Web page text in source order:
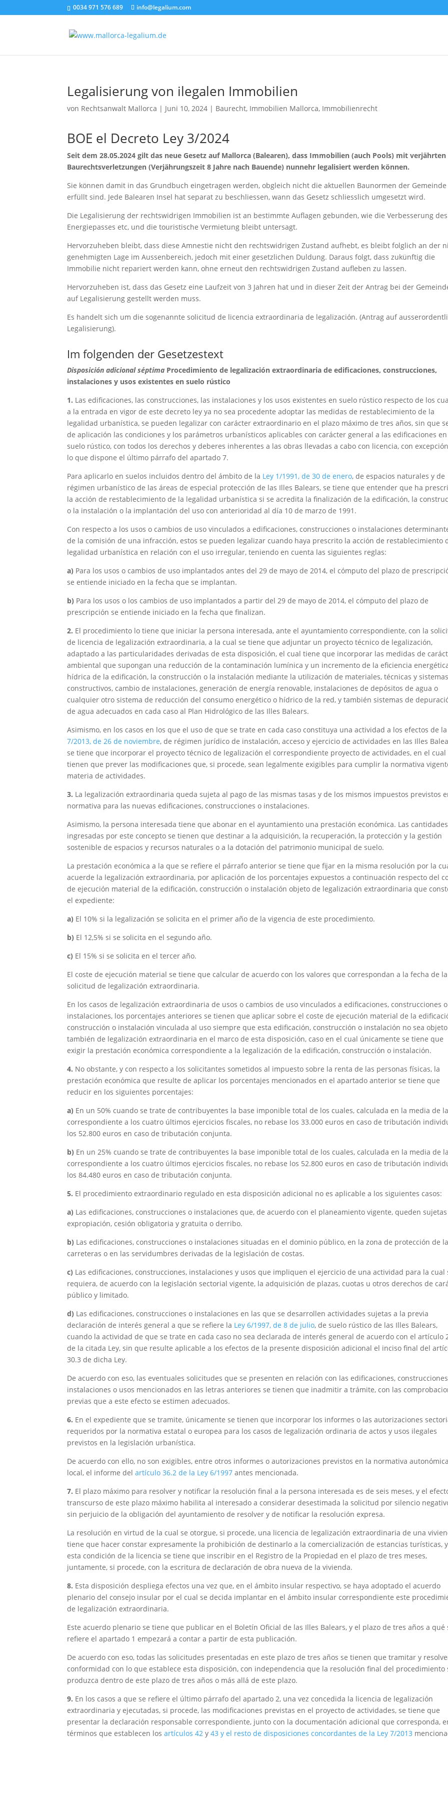
0034 971 576 689 info@legalium.com
Legalisierung von ilegalen Immobilien
von Rechtsanwalt Mallorca | Juni 10, 2024 | Baurecht, Immobilien Mallorca, Immobilienrecht
BOE el Decreto Ley 3/2024
Seit dem 28.05.2024 gilt das neue Gesetz auf Mallorca (Balearen), dass Immobilien (auch Pools) mit verjährten
Baurechtsverletzungen (Verjährungszeit 8 Jahre nach Bauende) nunnehr legalisiert werden können.
Sie können damit in das Grundbuch eingetragen werden, obgleich nicht die aktuellen Baunormen der Gemeinde
erfüllt sind. Jede Balearen Insel hat separat zu beschliessen, wann das Gesetz schliesslich umgesetzt wird.
Die Legalisierung der rechtswidrigen Immobilien ist an bestimmte Auflagen gebunden, wie die Verbesserung des
Energiepasses etc, und die touristische Vermietung bleibt untersagt.
Hervorzuheben bleibt, dass diese Amnestie nicht den rechtswidrigen Zustand aufhebt, es bleibt folglich an der
genehmigten Lage im Aussenbereich, jedoch mit einer gesetzlichen Duldung. Daraus folgt, dass zukünftig die
Immobilie nicht repariert werden kann, ohne erneut den rechtswidrigen Zustand aufleben zu lassen.
Hervorzuheben ist, dass das Gesetz eine Laufzeit von 3 Jahren hat und in dieser Zeit der Antrag bei der
auf Legalisierung gestellt werden muss.
Es handelt sich um die sogenannte solicitud de licencia extraordinaria de legalización. (Antrag auf
Legalisierung).
Im folgenden der Gesetzestext
Disposición adicional séptima Procedimiento de legalización extraordinaria de edificaciones, construcciones,
instalaciones y usos existentes en suelo rústico
1. Las edificaciones, las construcciones, las instalaciones y los usos existentes en suelo rústico respecto de los
a la entrada en vigor de este decreto ley ya no sea procedente adoptar las medidas de restablecimiento de la
legalidad urbanística, se pueden legalizar con carácter extraordinario en el plazo máximo de tres años, sin que
de aplicación las condiciones y los parámetros urbanísticos aplicables con carácter general a las edificaciones en
suelo rústico, con todos los derechos y deberes inherentes a las obras llevadas a cabo con licencia, con
lo que dispone el último párrafo del apartado 7.
Para aplicarlo en suelos incluidos dentro del ámbito de la Ley 1/1991, de 30 de enero, de espacios naturales y de
régimen urbanístico de las áreas de especial protección de las Illes Balears, se tiene que entender que ha
la acción de restablecimiento de la legalidad urbanística si se acredita la finalización de la edificación, la
o la instalación o la implantación del uso con anterioridad al día 10 de marzo de 1991.
Con respecto a los usos o cambios de uso vinculados a edificaciones, construcciones o instalaciones
de la comisión de una infracción, estos se pueden legalizar cuando haya prescrito la acción de restablecimiento
legalidad urbanística en relación con el uso irregular, teniendo en cuenta las siguientes reglas:
a) Para los usos o cambios de uso implantados antes del 29 de mayo de 2014, el cómputo del plazo de
se entiende iniciado en la fecha que se implantan.
b) Para los usos o los cambios de uso implantados a partir del 29 de mayo de 2014, el cómputo del plazo de
prescripción se entiende iniciado en la fecha que finalizan.
2. El procedimiento lo tiene que iniciar la persona interesada, ante el ayuntamiento correspondiente, con la
de licencia de legalización extraordinaria, a la cual se tiene que adjuntar un proyecto técnico de legalización,
adaptado a las particularidades derivadas de esta disposición, el cual tiene que incorporar las medidas de
ambiental que supongan una reducción de la contaminación lumínica y un incremento de la eficiencia
hídrica de la edificación, la construcción o la instalación mediante la utilización de materiales, técnicas y sistemas
constructivos, cambio de instalaciones, generación de energía renovable, instalaciones de depósitos de agua o
cualquier otro sistema de reducción del consumo energético o hídrico de la red, y también sistemas de
de agua adecuados en cada caso al Plan Hidrológico de las Illes Balears.
Asimismo, en los casos en los que el uso de que se trate en cada caso constituya una actividad a los efectos de la
7/2013, de 26 de noviembre, de régimen jurídico de instalación, acceso y ejercicio de actividades en las Illes
se tiene que incorporar el proyecto técnico de legalización el correspondiente proyecto de actividades, en el cual
tienen que prever las modificaciones que, si procede, sean legalmente exigibles para cumplir la normativa
materia de actividades.
3. La legalización extraordinaria queda sujeta al pago de las mismas tasas y de los mismos impuestos previstos
normativa para las nuevas edificaciones, construcciones o instalaciones.
Asimismo, la persona interesada tiene que abonar en el ayuntamiento una prestación económica. Las cantidades
ingresadas por este concepto se tienen que destinar a la adquisición, la recuperación, la protección y la gestión
sostenible de espacios y recursos naturales o a la dotación del patrimonio municipal de suelo.
La prestación económica a la que se refiere el párrafo anterior se tiene que fijar en la misma resolución por la
acuerde la legalización extraordinaria, por aplicación de los porcentajes expuestos a continuación respecto del
de ejecución material de la edificación, construcción o instalación objeto de legalización extraordinaria que
el expediente:
a) El 10% si la legalización se solicita en el primer año de la vigencia de este procedimiento.
b) El 12,5% si se solicita en el segundo año.
c) El 15% si se solicita en el tercer año.
El coste de ejecución material se tiene que calcular de acuerdo con los valores que correspondan a la fecha de la
solicitud de legalización extraordinaria.
En los casos de legalización extraordinaria de usos o cambios de uso vinculados a edificaciones, construcciones o
instalaciones, los porcentajes anteriores se tienen que aplicar sobre el coste de ejecución material de la
construcción o instalación vinculada al uso siempre que esta edificación, construcción o instalación no sea objeto
también de legalización extraordinaria en el marco de esta disposición, caso en el cual únicamente se tiene que
exigir la prestación económica correspondiente a la legalización de la edificación, construcción o instalación.
4. No obstante, y con respecto a los solicitantes sometidos al impuesto sobre la renta de las personas físicas, la
prestación económica que resulte de aplicar los porcentajes mencionados en el apartado anterior se tiene que
reducir en los siguientes porcentajes:
a) En un 50% cuando se trate de contribuyentes la base imponible total de los cuales, calculada en la media de la
correspondiente a los cuatro últimos ejercicios fiscales, no rebase los 33.000 euros en caso de tributación
los 52.800 euros en caso de tributación conjunta.
b) En un 25% cuando se trate de contribuyentes la base imponible total de los cuales, calculada en la media de la
correspondiente a los cuatro últimos ejercicios fiscales, no rebase los 52.800 euros en caso de tributación
los 84.480 euros en caso de tributación conjunta.
5. El procedimiento extraordinario regulado en esta disposición adicional no es aplicable a los siguientes casos:
a) Las edificaciones, construcciones o instalaciones que, de acuerdo con el planeamiento vigente, queden sujetas
expropiación, cesión obligatoria y gratuita o derribo.
b) Las edificaciones, construcciones o instalaciones situadas en el dominio público, en la zona de protección de
carreteras o en las servidumbres derivadas de la legislación de costas.
c) Las edificaciones, construcciones, instalaciones y usos que impliquen el ejercicio de una actividad para la cual
requiera, de acuerdo con la legislación sectorial vigente, la adquisición de plazas, cuotas u otros derechos de
público y limitado.
d) Las edificaciones, construcciones o instalaciones en las que se desarrollen actividades sujetas a la previa
declaración de interés general a que se refiere la Ley 6/1997, de 8 de julio, de suelo rústico de las Illes Balears,
cuando la actividad de que se trate en cada caso no sea declarada de interés general de acuerdo con el artículo
de la citada Ley, sin que resulte aplicable a los efectos de la presente disposición adicional el inciso final del
30.3 de dicha Ley.
De acuerdo con eso, las eventuales solicitudes que se presenten en relación con las edificaciones,
instalaciones o usos mencionados en las letras anteriores se tienen que inadmitir a trámite, con las
previas que a este efecto se estimen adecuados.
6. En el expediente que se tramite, únicamente se tienen que incorporar los informes o las autorizaciones
requeridos por la normativa estatal o europea para los casos de legalización ordinaria de actos y usos ilegales
previstos en la legislación urbanística.
De acuerdo con ello, no son exigibles, entre otros informes o autorizaciones previstos en la normativa
local, el informe delartículo 36.2 de la Ley 6/1997 antes mencionada.
7. El plazo máximo para resolver y notificar la resolución final a la persona interesada es de seis meses, y el
transcurso de este plazo máximo habilita al interesado a considerar desestimada la solicitud por silencio
sin perjuicio de la obligación del ayuntamiento de resolver y de notificar la resolución expresa.
La resolución en virtud de la cual se otorgue, si procede, una licencia de legalización extraordinaria de una
tiene que hacer constar expresamente la prohibición de destinarlo a la comercialización de estancias turísticas, y
esta condición de la licencia se tiene que inscribir en el Registro de la Propiedad en el plazo de tres meses,
juntamente, si procede, con la escritura de declaración de obra nueva de la vivienda.
8. Esta disposición despliega efectos una vez que, en el ámbito insular respectivo, se haya adoptado el acuerdo
plenario del consejo insular por el cual se decida implantar en el ámbito insular correspondiente este
de legalización extraordinaria.
Este acuerdo plenario se tiene que publicar en el Boletín Oficial de las Illes Balears, y el plazo de tres años a qué
refiere el apartado 1 empezará a contar a partir de esta publicación.
De acuerdo con eso, todas las solicitudes presentadas en este plazo de tres años se tienen que tramitar y
conformidad con lo que establece esta disposición, con independencia que la resolución final del procedimiento
produzca dentro de este plazo de tres años o más allá de este plazo.
9. En los casos a que se refiere el último párrafo del apartado 2, una vez concedida la licencia de legalización
extraordinaria y ejecutadas, si procede, las modificaciones previstas en el proyecto de actividades, se tiene que
presentar la declaración responsable correspondiente, junto con la documentación adicional que corresponda,
términos que establecen losartículos 42 y43 y el resto de disposiciones concordantes de la Ley 7/2013